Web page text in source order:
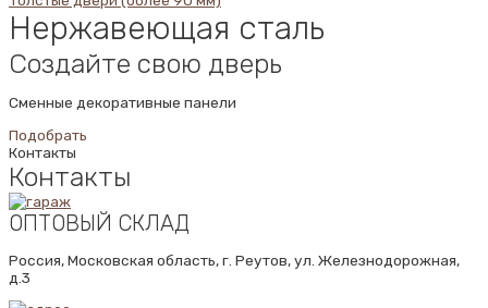
Нержавеющая сталь
Создайте свою дверь
Сменные декоративные панели
Подобрать
Контакты
Контакты
ОПТОВЫЙ СКЛАД
Россия, Московская область, г. Реутов, ул. Железнодорожная,
д.3